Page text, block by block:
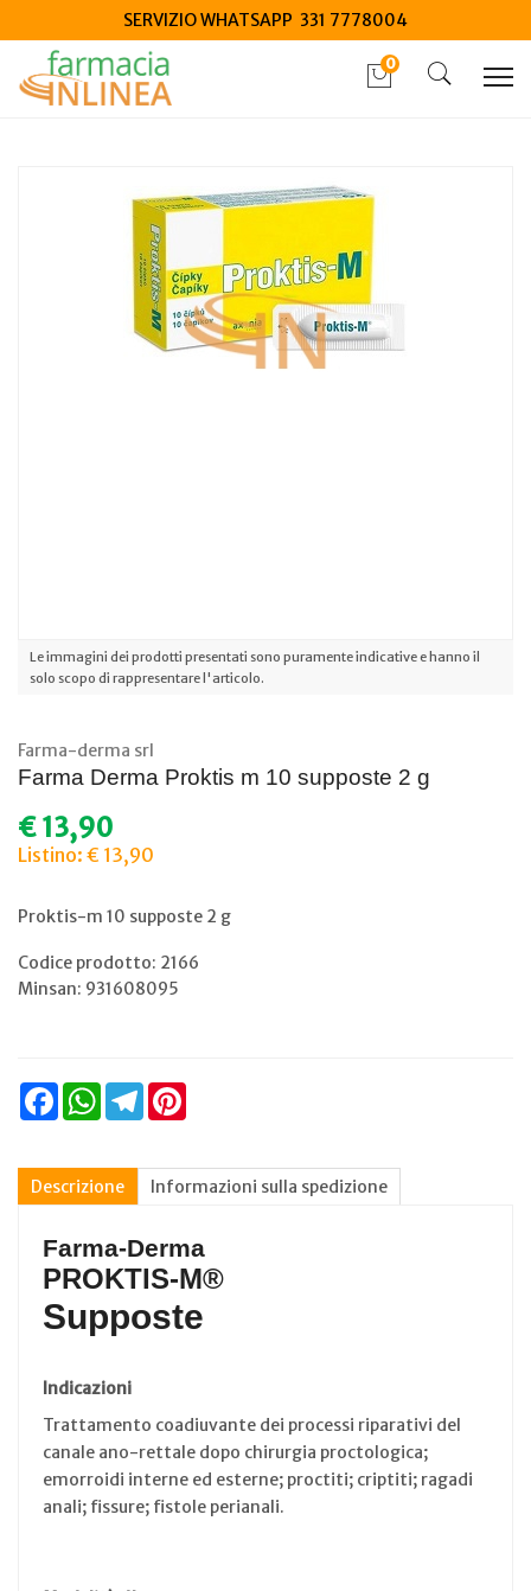
SERVIZIO WHATSAPP 331 7778004
0
Le immagini dei prodotti presentati sono puramente indicative e hanno il
solo scopo di rappresentare l'articolo.
Farma-derma srl
Farma Derma Proktis m 10 supposte 2 g
€ 13,90
Listino: € 13,90
Proktis-m 10 supposte 2 g
Codice prodotto: 2166
Minsan: 931608095
FacebookWhatsAppTelegram
Descrizione Informazioni sulla spedizione
Farma-Derma
PROKTIS-M®
Supposte
Indicazioni
Trattamento coadiuvante dei processi riparativi del
canale ano-rettale dopo chirurgia proctologica;
emorroidi interne ed esterne; proctiti; criptiti; ragadi
anali; fissure; fistole perianali.